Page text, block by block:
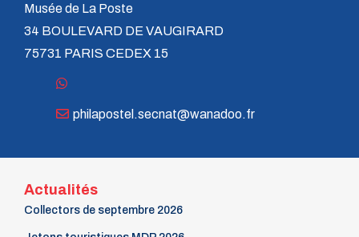
Musée de La Poste
34 BOULEVARD DE VAUGIRARD
75731 PARIS CEDEX 15
philapostel.secnat@wanadoo.fr
Actualités
Collectors de septembre 2026